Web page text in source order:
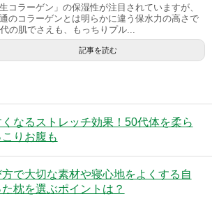
生コラーゲン」の保湿性が注目されていますが、
のコラーゲンとは明らかに違う保水力の高さで
の肌でさえも、もっちりプル...
記事を読む
なるストレッチ効果！50代体を柔ら
りお腹も
で大切な素材や寝心地をよくする自
枕を選ぶポイントは？